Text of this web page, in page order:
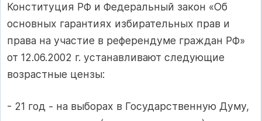
Конституция РФ и Федеральный закон «Об
основных гарантиях избирательных прав и
права на участие в референдуме граждан РФ»
от 12.06.2002 г. устанавливают следующие
возрастные цензы:
- 21 год - на выборах в Государственную Думу,